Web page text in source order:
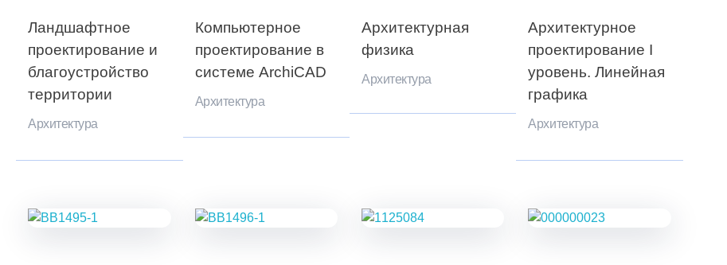
Ландшафтное
проектирование и
благоустройство
территории
Архитектура
Компьютерное
проектирование в
системе ArchiCAD
Архитектура
Архитектурная
физика
Архитектура
Архитектурное
проектирование I
уровень. Линейная
графика
Архитектура